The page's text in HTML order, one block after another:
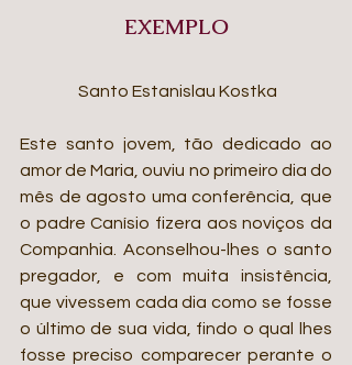
EXEMPLO
Santo Estanislau Kostka
Este santo jovem, tão dedicado ao
amor de Maria, ouviu no primeiro dia do
mês de agosto uma conferência, que
o padre Canísio fizera aos noviços da
Companhia. Aconselhou-lhes o santo
pregador, e com muita insistência,
que vivessem cada dia como se fosse
o último de sua vida, findo o qual lhes
fosse preciso comparecer perante o